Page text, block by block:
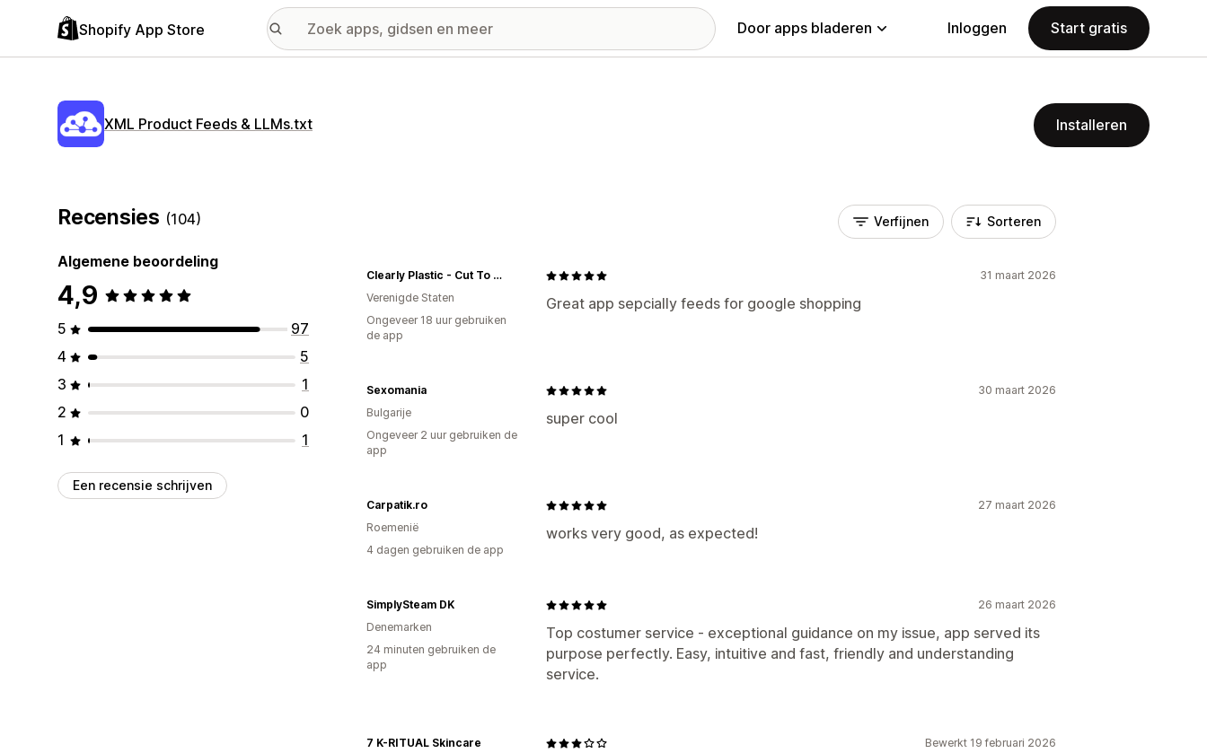
Shopify App Store Door apps bladeren Inloggen Start gratis
XML Product Feeds & LLMs.txt Installeren
Recensies (104)
Algemene beoordeling
4,9
5
97
4
5
3
1
2
0
1
1
Een recensie schrijven
Verfijnen Sorteren
31 maart 2026
Great app sepcially feeds for google shopping
Clearly Plastic - Cut To Size Plastics
Verenigde Staten
Ongeveer 18 uur gebruiken
de app
30 maart 2026
super cool
Sexomania
Bulgarije
Ongeveer 2 uur gebruiken de
app
27 maart 2026
works very good, as expected!
Carpatik.ro
Roemenië
4 dagen gebruiken de app
26 maart 2026
Top costumer service - exceptional guidance on my issue, app served its
purpose perfectly. Easy, intuitive and fast, friendly and understanding
service.
SimplySteam DK
Denemarken
24 minuten gebruiken de
app
Bewerkt 19 februari 2026
7 K-RITUAL Skincare